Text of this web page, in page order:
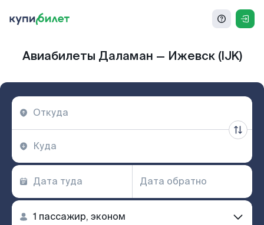
Авиабилеты Даламан — Ижевск (IJK)